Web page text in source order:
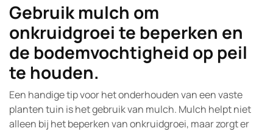
Gebruik mulch om
onkruidgroei te beperken en
de bodemvochtigheid op peil
te houden.
Een handige tip voor het onderhouden van een vaste
planten tuin is het gebruik van mulch. Mulch helpt niet
alleen bij het beperken van onkruidgroei, maar zorgt er